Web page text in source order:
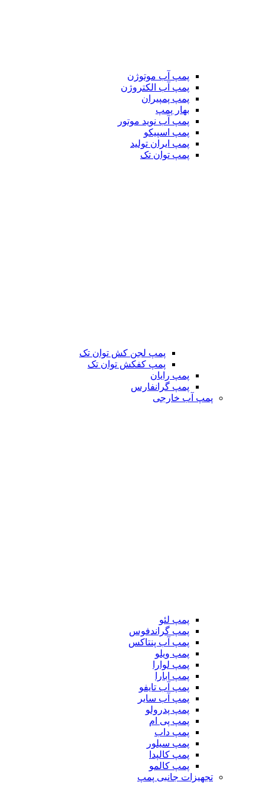
پمپ آب موتوژن
پمپ آب الکتروژن
پمپ پمپیران
بهار پمپ
پمپ آب نوید موتور
پمپ اسپیکو
پمپ ایران تولید
پمپ توان تک
پمپ لجن کش توان تک
پمپ کفکش توان تک
پمپ رایان
پمپ گرانفارس
پمپ آب خارجی
پمپ لئو
پمپ گراندفوس
پمپ آب پنتاکس
پمپ ویلو
پمپ لوارا
پمپ ابارا
پمپ آب تایفو
پمپ آب سایر
پمپ پدرولو
پمپ پی ام
پمپ داب
پمپ سیلور
پمپ کالپدا
پمپ کالمو
تجهیزات جانبی پمپ